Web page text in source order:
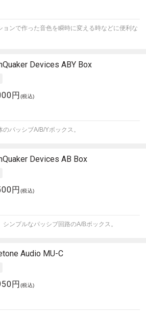
ンで作った音色を瞬時に変える時などに便利な
Devices ABY Box
円 (税込)
パッシブA/B/Yボックス。
Devices AB Box
円 (税込)
ンプルなパッシブ回路のA/Bボックス。
Audio MU-C
円 (税込)